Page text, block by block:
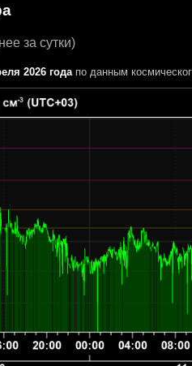
за сутки)
2026 годапо данным